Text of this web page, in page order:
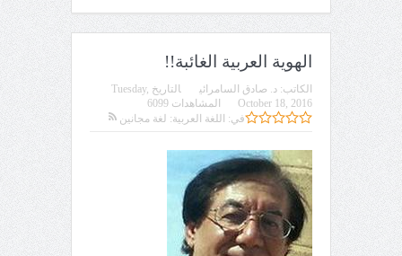
الهوية العربية الغائبة!!
الكاتب: د. صادق السامرائي التاريخ Tuesday,
October 18, 2016
في: اللغة العربية: لغة مجانين
المشاهدات 6099